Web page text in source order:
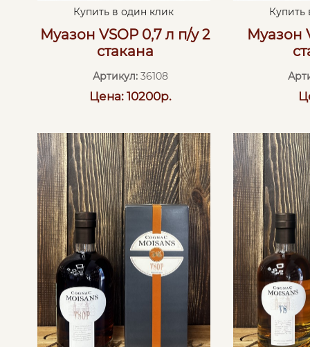
Купить в один клик
Муазон VSOP 0,7 л п/у 2
стакана
Артикул:36108
Цена: 10200р.
Купить
Муазон